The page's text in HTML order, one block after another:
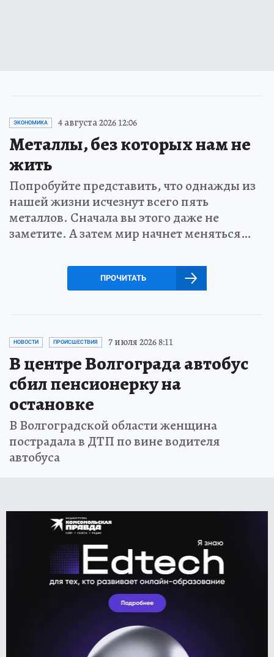
ЭКОНОМИКА 4 августа 2026 12:06
Металлы, без которых нам не
жить
Попробуйте представить, что однажды из
нашей жизни исчезнут всего пять
металлов. Сначала вы этого даже не
заметите. А затем мир начнет меняться…
ПРОЧИТАТЬ
НОВОСТИ ПРОИСШЕСТВИЯ 7 июля 2026 8:11
В центре Волгограда автобус
сбил пенсионерку на
остановке
В Волгоградской области женщина
пострадала в ДТП по вине водителя
автобуса